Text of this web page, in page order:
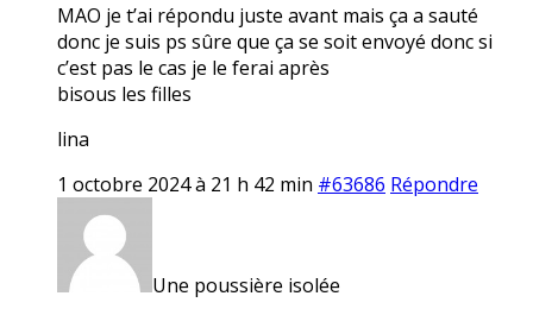
MAO je t’ai répondu juste avant mais ça a sauté
donc je suis ps sûre que ça se soit envoyé donc si
c’est pas le cas je le ferai après
bisous les filles
lina
1 octobre 2024 à 21 h 42 min #63686 Répondre
Une poussière isolée